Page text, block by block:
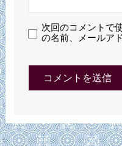
次回のコメントで
の名前、メールア